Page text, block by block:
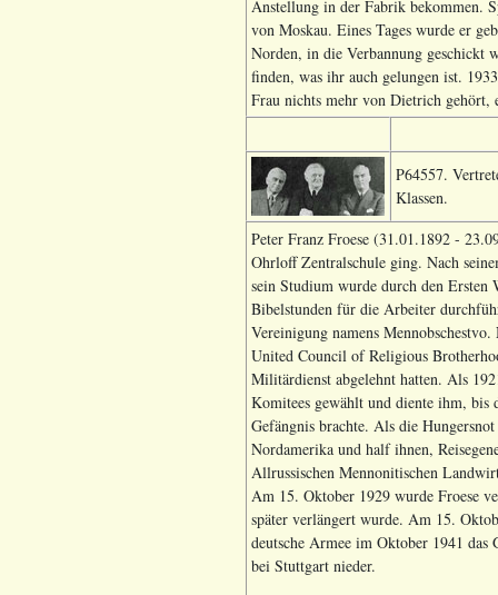
Anstellung in der Fabrik bekommen.
von Moskau. Eines Tages wurde er
Norden, in die Verbannung geschickt
finden, was ihr auch gelungen ist.
Frau nichts mehr von Dietrich
P64557.
Klassen.
Peter Franz Froese (31.01.1892 -
Ohrloff Zentralschule ging. Nach
sein Studium wurde durch den Ersten
Bibelstunden für die Arbeiter
Vereinigung namens
United Council of Religious
Militärdienst abgelehnt hatten. Als
Komitees gewählt und diente ihm, bis
Gefängnis brachte. Als die
Nordamerika und half ihnen,
Allrussischen Mennonitischen
Am 15. Oktober 1929 wurde Froese
später verlängert wurde. Am 15.
deutsche Armee im Oktober 1941
bei Stuttgart nieder.